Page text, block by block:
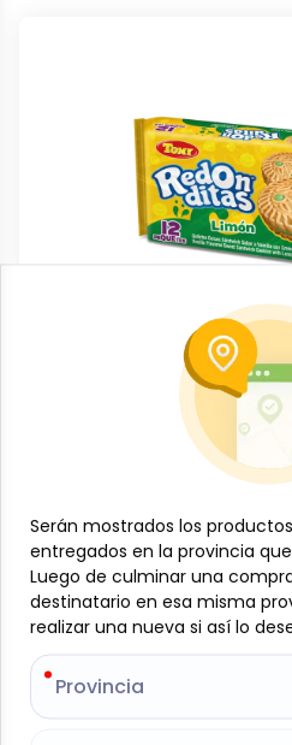
Dulces y confituras
Galleta Dulce
$265
Especificaciones
-
Serán mostrados los
entregados en la provincia
Luego de culminar una
destinatario en esa misma
realizar una nueva si así lo
Provincia
Serán mostrados los
entregados en la provincia
Luego de culminar una
destinatario en esa misma
realizar una nueva si así lo
Provincia